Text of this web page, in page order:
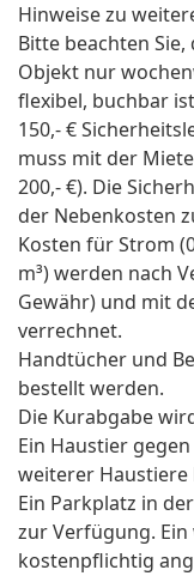
Hinweise zu
Bitte beachten
Objekt nur
flexibel, buchbar
150,- €
muss mit der
200,- €). Die
der Nebenkosten
Kosten für Strom
m³) werden nach
Gewähr) und mit
verrechnet.
Handtücher und
bestellt werden.
Die Kurabgabe
Ein Haustier
weiterer Haustiere
Ein Parkplatz in
zur Verfügung.
kostenpflichtig